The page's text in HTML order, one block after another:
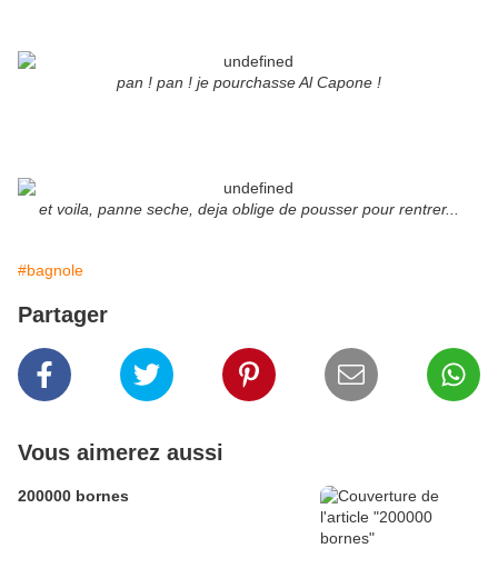
pan ! pan ! je pourchasse Al Capone !
et voila, panne seche, deja oblige de pousser pour rentrer...
#bagnole
Partager
Vous aimerez aussi
200000 bornes